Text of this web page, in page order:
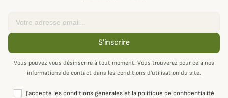
S'inscrire
Vous pouvez vous désinscrire à tout moment. Vous trouverez pour cela nos
informations de contact dans les conditions d'utilisation du site.
J'accepte les conditions générales et la politique de confidentialité